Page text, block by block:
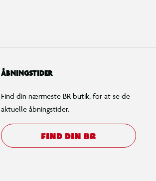
ÅBNINGSTIDER
Find din nærmeste BR butik, for at se de
aktuelle åbningstider.
FIND DIN BR